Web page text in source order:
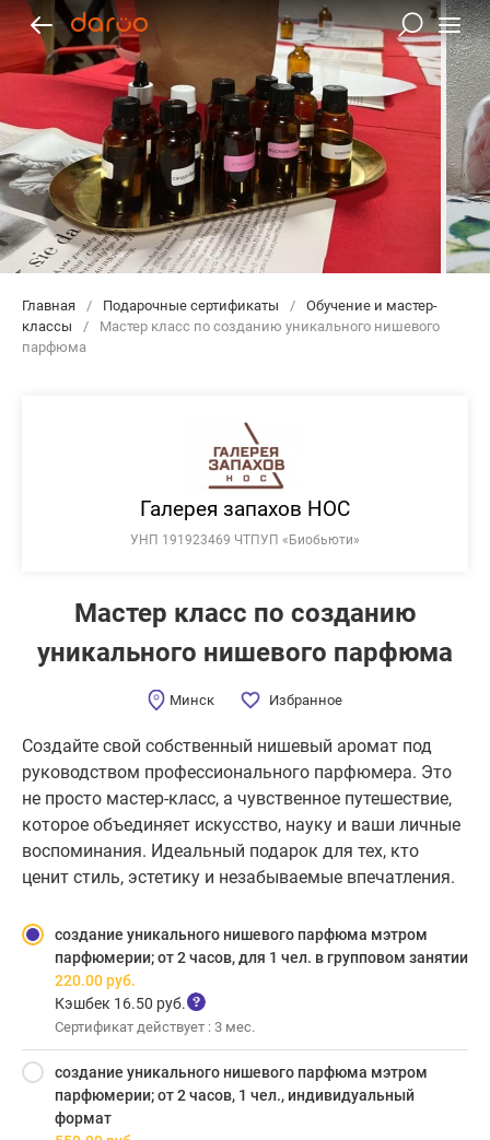
Главная / Подарочные сертификаты /
Обучение и мастер-
классы
/
Мастер класс по созданию уникального нишевого
парфюма
Галерея запахов НОС
УНП 191923469 ЧТПУП «Биобьюти»
Мастер класс по созданию
уникального нишевого парфюма
Минск Избранное
Создайте свой собственный нишевый аромат под
руководством профессионального парфюмера. Это
не просто мастер-класс, а чувственное путешествие,
которое объединяет искусство, науку и ваши личные
воспоминания. Идеальный подарок для тех, кто
ценит стиль, эстетику и незабываемые впечатления.
создание уникального нишевого парфюма мэтром
парфюмерии; от 2 часов, для 1 чел. в групповом занятии
220.00руб.
Кэшбек 16.50 руб.
Сертификат действует : 3 мес.
создание уникального нишевого парфюма мэтром
парфюмерии; от 2 часов, 1 чел., индивидуальный
формат